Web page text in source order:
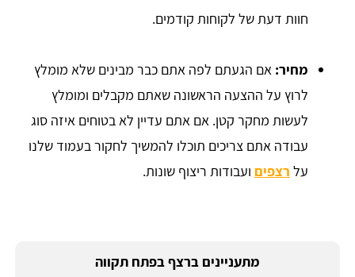
חוות דעת של לקוחות קודמים.
מחיר: אם הגעתם לפה אתם כבר מבינים שלא מומלץ
לרוץ על ההצעה הראשונה שאתם מקבלים ומומלץ
לעשות מחקר קטן. אם אתם עדיין לא בטוחים איזה סוג
עבודה אתם צריכים תוכלו להמשיך לחקור בעמוד שלנו
על רצפים ועבודות ריצוף שונות.
מתעניינים ברצף בפתח תקווה